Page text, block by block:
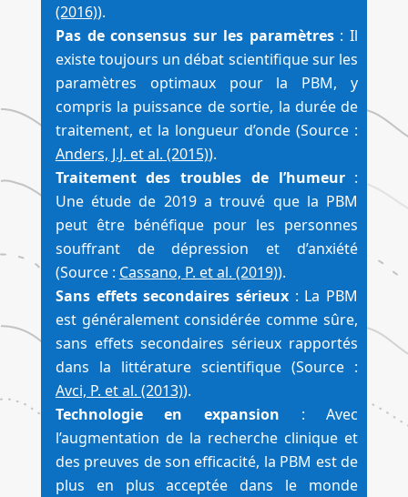
(2016)).
Pas de consensus sur les paramètres : Il
existe toujours un débat scientifique sur les
paramètres optimaux pour la PBM, y
compris la puissance de sortie, la durée de
Anders, J.J. et al. (2015)).
Traitement des troubles de l’humeur :
Une étude de 2019 a trouvé que la PBM
peut être bénéfique pour les personnes
souffrant de dépression et d’anxiété
(Source : Cassano, P. et al. (2019)).
Sans effets secondaires sérieux : La PBM
est généralement considérée comme sûre,
sans effets secondaires sérieux rapportés
Avci, P. et al. (2013)).
Technologie en expansion : Avec
l’augmentation de la recherche clinique et
des preuves de son efficacité, la PBM est de
plus en plus acceptée dans le monde